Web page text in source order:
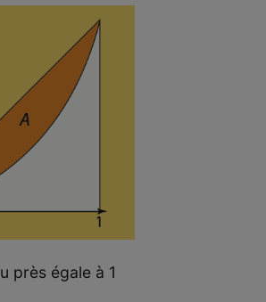
près égale à 1